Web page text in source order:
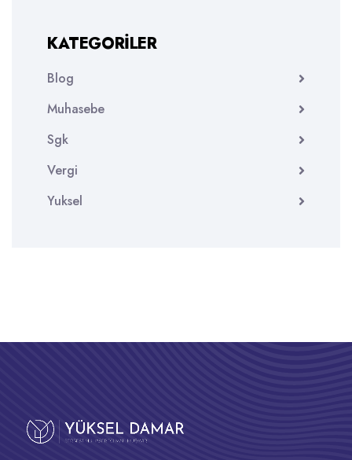
KATEGORILER
Blog
Muhasebe
Sgk
Vergi
Yuksel